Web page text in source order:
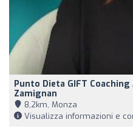
Punto Dieta GIFT
Zamignan
8,2km, Monza
Visualizza informazioni e